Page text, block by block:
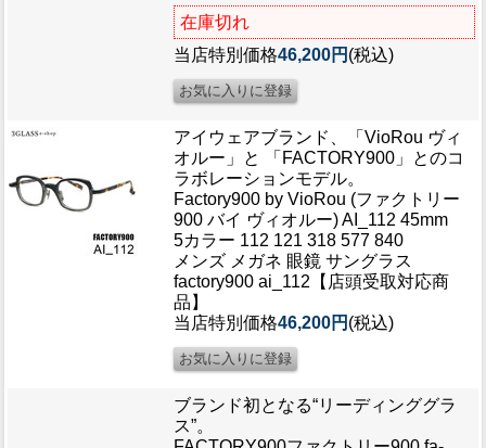
在庫切れ
当店特別価格46,200円 (税込)
アイウェアブランド、「VioRou ヴィ
オルー」と 「FACTORY900」とのコ
ラボレーションモデル。
Factory900 by VioRou (ファクトリー
900 バイ ヴィオルー) AI_112 45mm
5カラー 112 121 318 577 840
メンズ メガネ 眼鏡 サングラス
factory900 ai_112【店頭受取対応商
品】
当店特別価格46,200円 (税込)
ブランド初となる“リーディンググラ
ス”。